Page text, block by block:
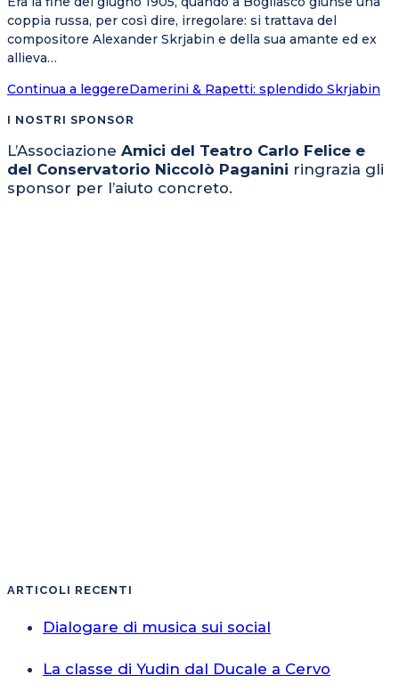
coppia russa, per così dire, irregolare: si trattava del
compositore Alexander Skrjabin e della sua amante ed ex
allieva…
Continua a leggereDamerini & Rapetti: splendido Skrjabin
I NOSTRI SPONSOR
L’Associazione Amici del Teatro Carlo Felice e
del Conservatorio Niccolò Paganini ringrazia gli
sponsor per l’aiuto concreto.
ARTICOLI RECENTI
Dialogare di musica sui social
La classe di Yudin dal Ducale a Cervo